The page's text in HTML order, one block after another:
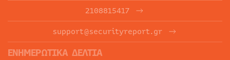
2108815417
support@securityreport.gr
ΕΝΗΜΕΡΩΤΙΚΑ ΔΕΛΤΙΑ